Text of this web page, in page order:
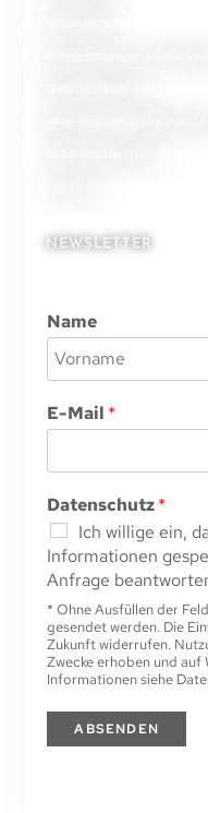
NEWSLETTER
Name
o
r
m
E-Mail *
Datenschutz*
Ich willige ein,
Informationen
Anfrage
* Ohne Ausfüllen der
gesendet werden. Die
Zukunft widerrufen.
Zwecke erhoben und
Informationen siehe
ABSENDEN